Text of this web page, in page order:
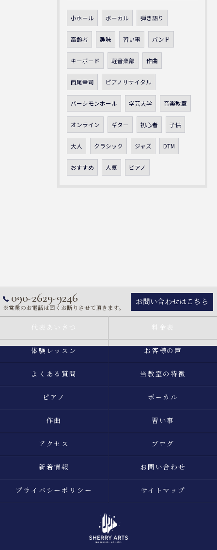
小ホール ボーカル 弾き語り
高齢者 趣味 習い事 バンド
キーボード 軽音楽部 作曲
西尾幸司 ピアノリサイタル
パーシモンホール 学芸大学 音楽教室
オンライン ギター 初心者 子供
大人 クラシック ジャズ DTM
おすすめ 人気 ピアノ
090-2629-9246
※営業のお電話は固くお断りさせて頂きます。
お問い合わせはこちら
代表あいさつ 料金表
体験レッスン お客様の声
よくある質問 当教室の特徴
ピアノ ボーカル
作曲 習い事
アクセス ブログ
新着情報 お問い合わせ
プライバシーポリシー サイトマップ